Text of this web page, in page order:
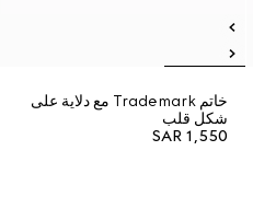
خاتم Trademark مع دلاية على
شكل قلب
SAR 1,550